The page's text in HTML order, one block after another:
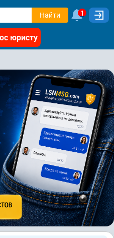
Найти 1
юристу